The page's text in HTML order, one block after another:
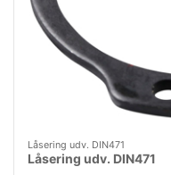
Låsering udv. DIN471
Låsering udv. DIN471